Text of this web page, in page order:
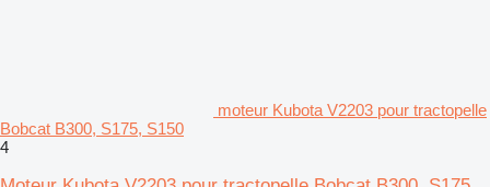
moteur Kubota V2203 pour tractopelle
Bobcat B300, S175, S150
4